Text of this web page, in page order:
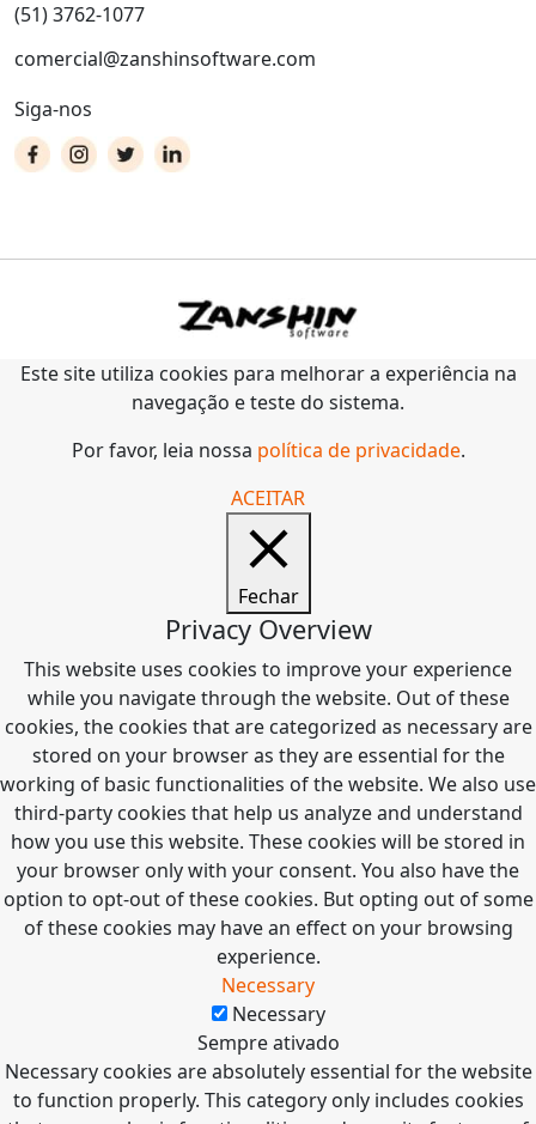
(51) 3762-1077
comercial@zanshinsoftware.com
Siga-nos
Este site utiliza cookies para melhorar a experiência na
navegação e teste do sistema.
Por favor, leia nossa política de privacidade.
ACEITAR
Fechar
Privacy Overview
This website uses cookies to improve your experience
while you navigate through the website. Out of these
cookies, the cookies that are categorized as necessary are
stored on your browser as they are essential for the
working of basic functionalities of the website. We also use
third-party cookies that help us analyze and understand
how you use this website. These cookies will be stored in
your browser only with your consent. You also have the
option to opt-out of these cookies. But opting out of some
of these cookies may have an effect on your browsing
experience.
Necessary
Necessary
Sempre ativado
Necessary cookies are absolutely essential for the website
to function properly. This category only includes cookies